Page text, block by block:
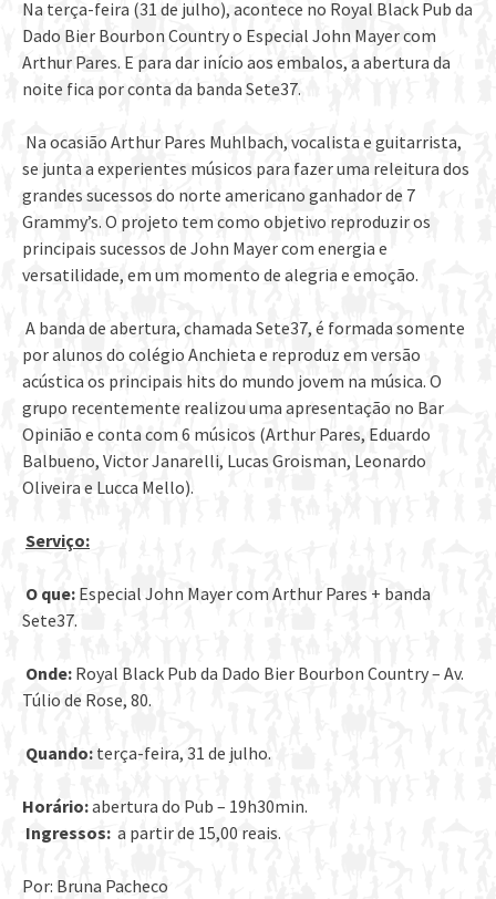
Na terça-feira (31 de julho), acontece no Royal Black Pub da
Dado Bier Bourbon Country o Especial John Mayer com
Arthur Pares. E para dar início aos embalos, a abertura da
noite fica por conta da banda Sete37.
Na ocasião Arthur Pares Muhlbach, vocalista e guitarrista,
se junta a experientes músicos para fazer uma releitura dos
grandes sucessos do norte americano ganhador de 7
Grammy’s. O projeto tem como objetivo reproduzir os
principais sucessos de John Mayer com energia e
versatilidade, em um momento de alegria e emoção.
A banda de abertura, chamada Sete37, é formada somente
por alunos do colégio Anchieta e reproduz em versão
acústica os principais hits do mundo jovem na música. O
grupo recentemente realizou uma apresentação no Bar
Opinião e conta com 6 músicos (Arthur Pares, Eduardo
Balbueno, Victor Janarelli, Lucas Groisman, Leonardo
Oliveira e Lucca Mello).
Serviço:
O que: Especial John Mayer com Arthur Pares + banda
Sete37.
Onde: Royal Black Pub da Dado Bier Bourbon Country – Av.
Túlio de Rose, 80.
Quando: terça-feira, 31 de julho.
Horário:abertura do Pub – 19h30min.
Ingressos: a partir de 15,00 reais.
Por: Bruna Pacheco